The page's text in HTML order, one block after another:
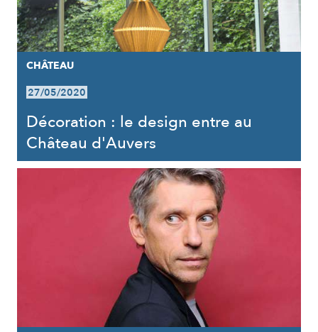
CHÂTEAU
27/05/2020
Décoration : le design entre au
Château d'Auvers